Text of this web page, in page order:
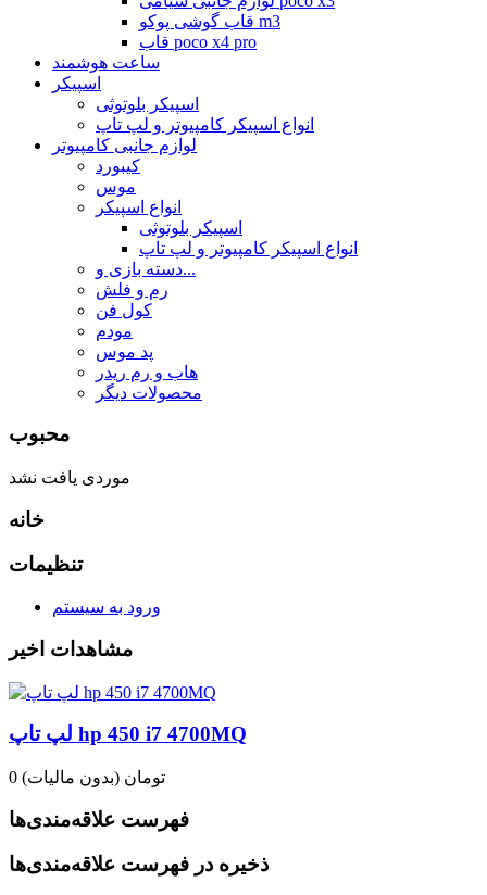
قاب گوشی پوکو m3
قاب poco x4 pro
ساعت هوشمند
اسپیکر
اسپیکر بلوتوثی
انواع اسپیکر کامپیوتر و لپ تاپ
لوازم جانبی کامپیوتر
کیبورد
موس
انواع اسپیکر
اسپیکر بلوتوثی
انواع اسپیکر کامپیوتر و لپ تاپ
دسته بازی و...
رم و فلش
کول فن
مودم
پد موس
هاب و رم ریدر
محصولات دیگر
محبوب
موردی یافت نشد
خانه
تنظیمات
ورود به سیستم
مشاهدات اخیر
لپ تاپ hp 450 i7 4700MQ
0 تومان (بدون مالیات)
فهرست علاقه‌مندی‌ها
ذخیره در فهرست علاقه‌مندی‌ها